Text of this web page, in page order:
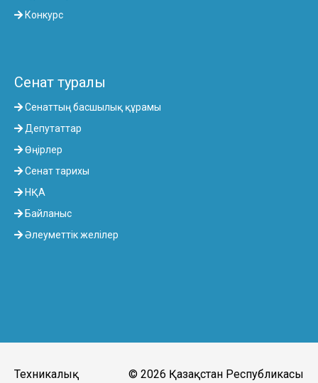
Конкурс
Сенат туралы
Сенаттың басшылық құрамы
Депутаттар
Өңірлер
Сенат тарихы
НҚА
Байланыс
Әлеуметтік желілер
Техникалық
© 2026 Қазақстан Республикасы